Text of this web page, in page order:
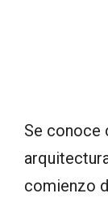
Se conoce
comienzo